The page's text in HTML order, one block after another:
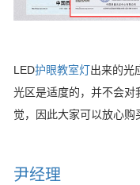
LED护眼教室灯出来的光
光区是适度的，并不会
觉，因此大家可以放心购
尹经理